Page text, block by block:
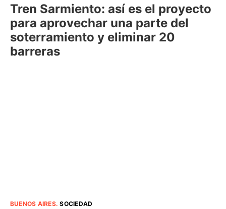
Tren Sarmiento: así es el proyecto
para aprovechar una parte del
soterramiento y eliminar 20
barreras
BUENOS AIRES.SOCIEDAD